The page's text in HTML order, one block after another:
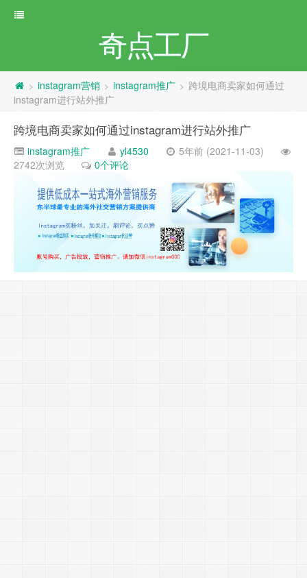
奇点工厂
> instagram营销 > instagram推广 > 跨境电商卖家如何通过
instagram进行站外推广
跨境电商卖家如何通过instagram进行站外推广
instagram推广 yl4530
5年前 (2021-11-03)
2742次浏览
0个评论